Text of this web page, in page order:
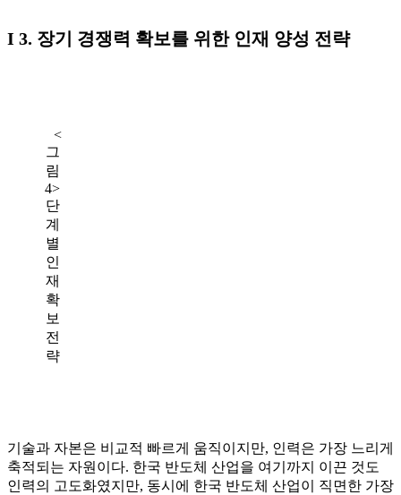
I 3. 장기 경쟁력 확보를 위한 인재 양성 전략
⠀<
그
림
4>
단
계
별
인
재
확
보
전
략
기술과 자본은 비교적 빠르게 움직이지만, 인력은 가장 느리게
축적되는 자원이다. 한국 반도체 산업을 여기까지 이끈 것도
인력의 고도화였지만, 동시에 한국 반도체 산업이 직면한 가장